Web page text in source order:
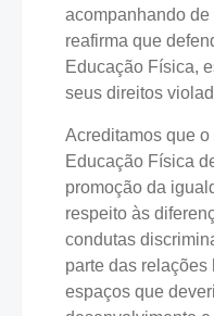
acompanhando
reafirma que
Educação Física,
seus direitos
Acreditamos que
Educação Física
promoção da
respeito às
condutas
parte das relações
espaços que